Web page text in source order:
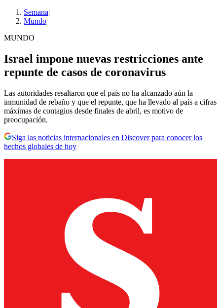
Semana|
Mundo
MUNDO
Israel impone nuevas restricciones ante
repunte de casos de coronavirus
Las autoridades resaltaron que el país no ha alcanzado aún la
inmunidad de rebaño y que el repunte, que ha llevado al país a cifras
máximas de contagios desde finales de abril, es motivo de
preocupación.
Siga las noticias internacionales en Discover para conocer los
hechos globales de hoy